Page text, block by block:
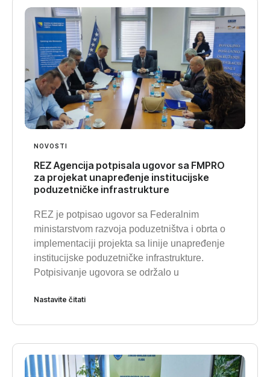
NOVOSTI
REZ Agencija potpisala ugovor sa FMPRO
za projekat unapređenje institucijske
poduzetničke infrastrukture
REZ je potpisao ugovor sa Federalnim
ministarstvom razvoja poduzetništva i obrta o
implementaciji projekta sa linije unapređenje
institucijske poduzetničke infrastrukture.
Potpisivanje ugovora se održalo u
Nastavite čitati